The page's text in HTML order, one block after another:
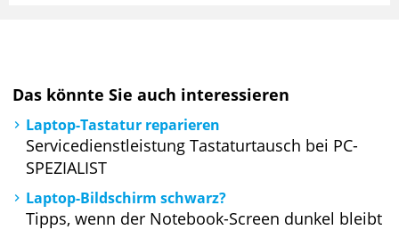
Das könnte Sie auch interessieren
Laptop-Tastatur reparieren
Servicedienstleistung Tastaturtausch bei PC-
SPEZIALIST
Laptop-Bildschirm schwarz?
Tipps, wenn der Notebook-Screen dunkel bleibt